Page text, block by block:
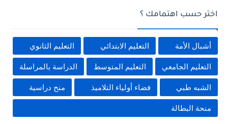
اختر حسب اهتمامك ؟
أشبال الأمة التعليم الابتدائي التعليم الثانوي
التعليم الجامعي التعليم المتوسط الدراسة بالمراسلة
الشبه طبي فضاء أولياء التلاميذ منح دراسية
منحة البطالة